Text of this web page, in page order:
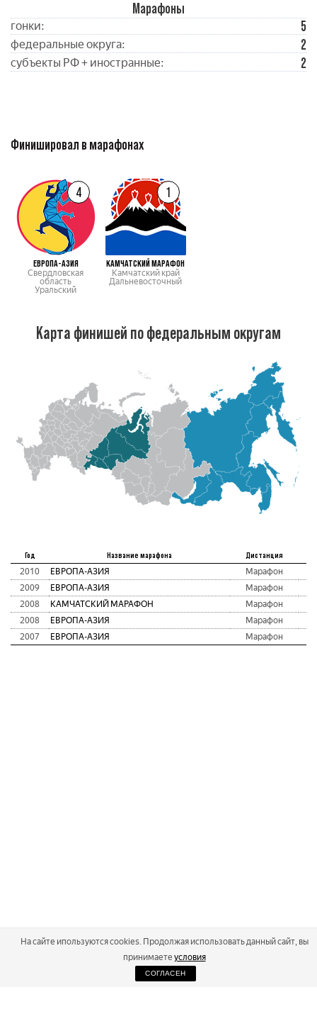
Марафоны
гонки: 5
федеральные округа: 2
субъекты РФ + иностранные: 2
Финишировал в марафонах
4
ЕВРОПА-АЗИЯ
Свердловская
область
Уральский
1
КАМЧАТСКИЙ МАРАФОН
Камчатский край
Дальневосточный
Карта финишей по федеральным округам
Год Название марафона Дистанция
2010 ЕВРОПА-АЗИЯ Марафон
2009
ЕВРОПА-АЗИЯ Марафон
2008
КАМЧАТСКИЙ МАРАФОН Марафон
2008
ЕВРОПА-АЗИЯ Марафон
2007
ЕВРОПА-АЗИЯ Марафон
На сайте ипользуются cookies. Продолжая использовать данный сайт, вы
принимаете условия
СОГЛАСЕН